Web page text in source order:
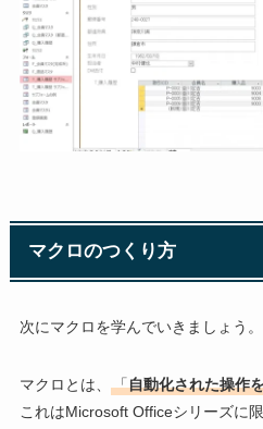
マクロのつくり方
次にマクロを学んでいきましょう。
マクロとは、 「自動化された操作
これはMicrosoft Officeシリーズに